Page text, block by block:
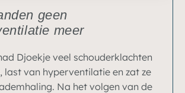
geen
meer
Djoekje veel schouderklachten
last van hyperventilatie en zat ze
Na het volgen van de